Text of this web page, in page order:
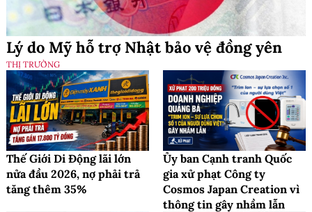
Lý do Mỹ hỗ trợ Nhật bảo vệ đồng yên
THỊ TRƯỜNG
Thế Giới Di Động lãi lớn
nửa đầu 2026, nợ phải trả
tăng thêm 35%
Ủy ban Cạnh tranh Quốc
gia xử phạt Công ty
Cosmos Japan Creation vì
thông tin gây nhầm lẫn